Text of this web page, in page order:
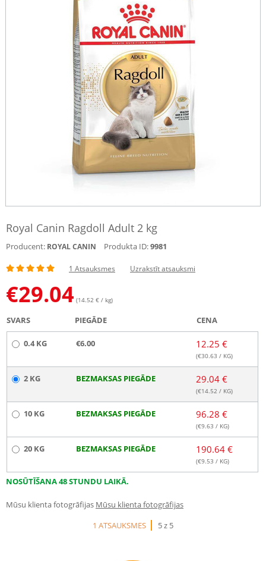
Royal Canin Ragdoll Adult 2 kg
Producent: ROYAL CANIN Produkta ID:9981
1 Atsauksmes Uzrakstīt atsauksmi
€29.04 (14.52 € / kg)
SVARS PIEGĀDE CENA
0.4 KG €6.00 12.25 €
(€30.63 / KG)
2 KG BEZMAKSAS PIEGĀDE 29.04 €
(€14.52 / KG)
10 KG BEZMAKSAS PIEGĀDE 96.28 €
(€9.63 / KG)
20 KG BEZMAKSAS PIEGĀDE 190.64 €
(€9.53 / KG)
NOSŪTĪŠANA 48 STUNDU LAIKĀ.
Mūsu klienta fotogrāfijas Mūsu klienta fotogrāfijas
1 ATSAUKSMES
5 z 5